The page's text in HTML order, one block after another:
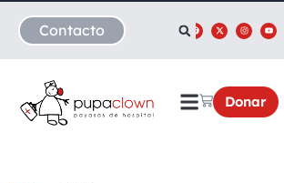
Contacto
Donar